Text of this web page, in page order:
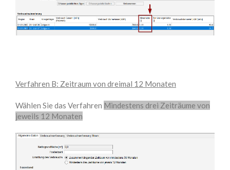
Verfahren B: Zeitraum von dreimal 12 Monaten
Wählen Sie das Verfahren Mindestens drei Zeiträume von
jeweils 12 Monaten